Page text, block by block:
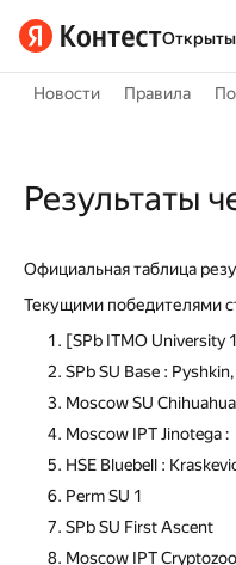
Новости Правила
Результаты
Официальная таблица
Текущими победителями
[SPb ITMO University
SPb SU Base :
Moscow SU
Moscow IPT Jinotega :
HSE Bluebell :
Perm SU 1
SPb SU First Ascent
Moscow IPT